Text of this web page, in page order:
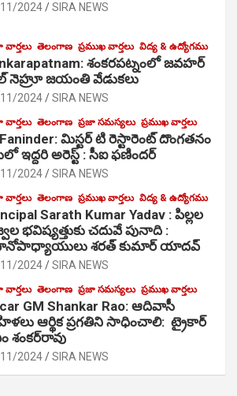
2024 SIRA NEWS
తెలంగాణ ప్రముఖ వార్తలు విద్య & ఉద్యోగము
శంకరపట్నంలో జవహర్
నెహ్రూ జయంతి వేడుకలు
2024 SIRA NEWS
తెలంగాణ ప్రజా సమస్యలు ప్రముఖ వార్తలు
మిస్టర్ టి రెస్టారెంట్ దొంగతనం
ఇద్దరి అరెస్ట్ : సీఐ ఫణిందర్
2024 SIRA NEWS
తెలంగాణ ప్రముఖ వార్తలు విద్య & ఉద్యోగము
Sarath Kumar Yadav : పిల్లల
భవిష్యత్తుకు చదువే పునాది :
శరత్ కుమార్ యాదవ్
2024 SIRA NEWS
తెలంగాణ ప్రజా సమస్యలు ప్రముఖ వార్తలు
GM Shankar Rao: ఆదివాసీ
ఆర్థిక ప్రగతిని సాధించాలి: ట్రైకార్
శంకర్‌రావు
2024 SIRA NEWS